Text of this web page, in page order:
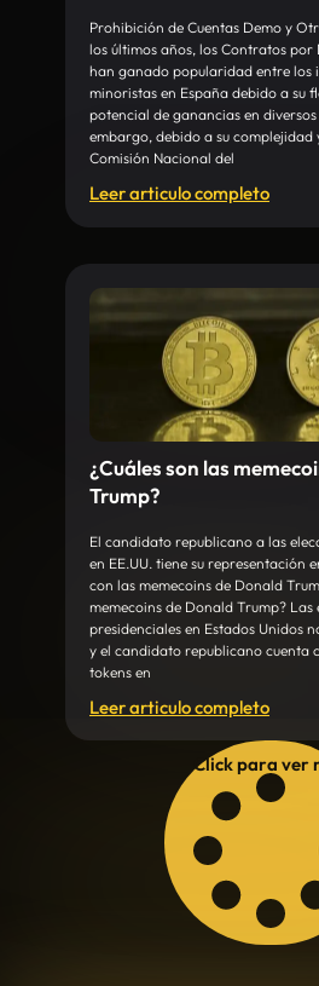
Prohibición de Cuentas Demo y
los últimos años, los Contratos por
han ganado popularidad entre los
minoristas en España debido a su
potencial de ganancias en
embargo, debido a su complejidad
Comisión Nacional del
Leer articulo completo
¿Cuáles son las
Trump?
El candidato republicano a las
en EE.UU. tiene su representación
con las memecoins de Donald
memecoins de Donald Trump? Las
presidenciales en Estados Unidos
y el candidato republicano cuenta
tokens en
Leer articulo completo
Click para ver